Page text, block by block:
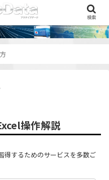
操作解説
得するためのサービスを多数ご
検索